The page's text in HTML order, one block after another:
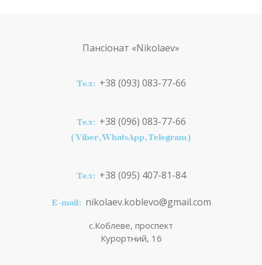
Пансіонат «Nikolaev»
Тел: +38 (093) 083-77-66
Тел: +38 (096) 083-77-66
(Viber,WhatsApp,Telegram)
Тел: +38 (095) 407-81-84
E-mail: nikolaev.koblevo@gmail.com
с.Коблеве, проспект
Курортний, 16